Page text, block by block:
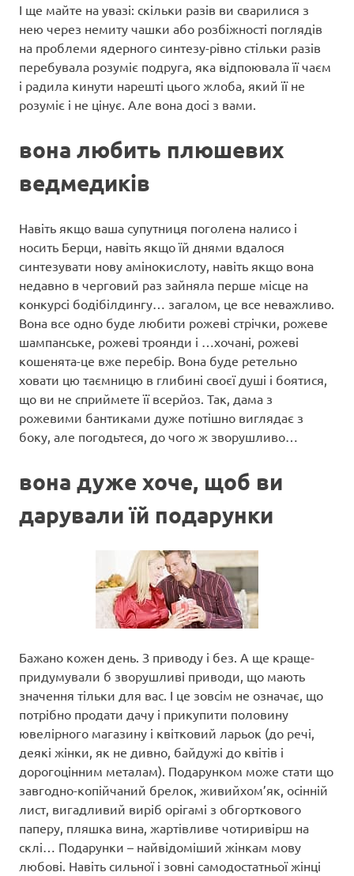
І ще майте на увазі: скільки разів ви сварилися з
нею через немиту чашки або розбіжності поглядів
на проблеми ядерного синтезу-рівно стільки разів
перебувала розуміє подруга, яка відпоювала її чаєм
і радила кинути нарешті цього жлоба, який її не
розуміє і не цінує. Але вона досі з вами.
вона любить плюшевих
ведмедиків
Навіть якщо ваша супутниця поголена налисо і
носить Берци, навіть якщо їй днями вдалося
синтезувати нову амінокислоту, навіть якщо вона
недавно в черговий раз зайняла перше місце на
конкурсі бодібілдингу… загалом, це все неважливо.
Вона все одно буде любити рожеві стрічки, рожеве
шампанське, рожеві троянди і …хочані, рожеві
кошенята-це вже перебір. Вона буде ретельно
ховати цю таємницю в глибині своєї душі і боятися,
що ви не сприймете її всерйоз. Так, дама з
рожевими бантиками дуже потішно виглядає з
боку, але погодьтеся, до чого ж зворушливо…
вона дуже хоче, щоб ви
дарували їй подарунки
Бажано кожен день. З приводу і без. А ще краще-
придумували б зворушливі приводи, що мають
значення тільки для вас. І це зовсім не означає, що
потрібно продати дачу і прикупити половину
ювелірного магазину і квітковий ларьок (до речі,
деякі жінки, як не дивно, байдужі до квітів і
дорогоцінним металам). Подарунком може стати що
завгодно-копійчаний брелок, живийхом’як, осінній
лист, вигадливий виріб орігамі з обгорткового
паперу, пляшка вина, жартівливе чотиривірш на
склі… Подарунки – найвідоміший жінкам мову
любові. Навіть сильної і зовні самодостатньої жінці